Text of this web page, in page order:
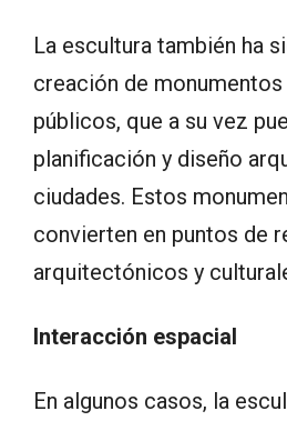
La escultura también ha
creación de
públicos, que a su vez
planificación y diseño
ciudades. Estos
convierten en puntos de
arquitectónicos y
Interacción espacial
En algunos casos, la